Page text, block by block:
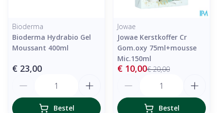
Bioderma
Bioderma Hydrabio Gel
Moussant 400ml
€ 23,00
Bestel
Jowae
Jowae Kerstkoffer Cr
Gom.oxy 75ml+mousse
Mic.150ml
€ 20,00
€ 10,00
Bestel